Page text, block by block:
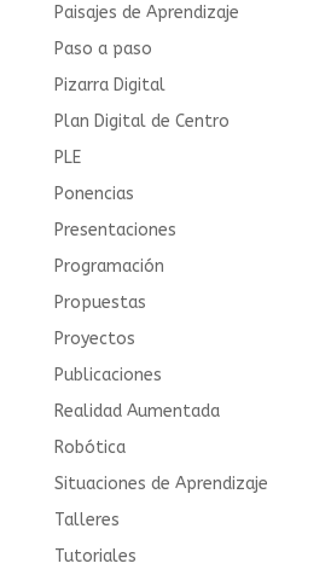
Paisajes de Aprendizaje
Paso a paso
Pizarra Digital
Plan Digital de Centro
PLE
Ponencias
Presentaciones
Programación
Propuestas
Proyectos
Publicaciones
Realidad Aumentada
Robótica
Situaciones de Aprendizaje
Talleres
Tutoriales